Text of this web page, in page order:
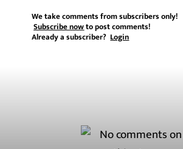
We take comments from subscribers only!
Subscribe nowto post comments!
Already a subscriber?Login